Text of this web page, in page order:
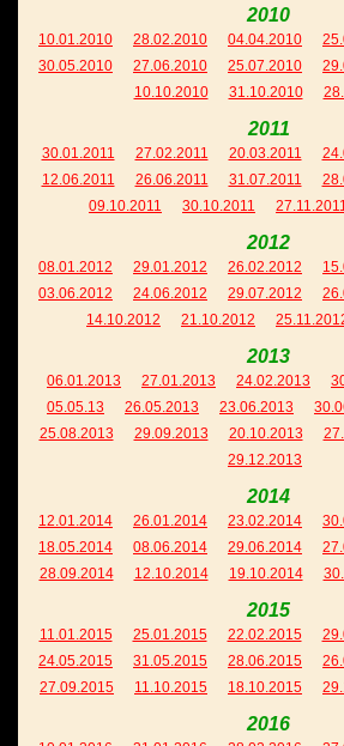
2010
10.01.2010 28.02.2010 04.04.2010
30.05.2010
27.06.2010 25.07.2010
10.10.2010
31.10.2010
2011
30.01.2011 27.02.2011 20.03.2011
12.06.2011
26.06.2011 31.07.2011
09.10.2011
30.10.2011
2012
08.01.2012 29.01.2012 26.02.2012
03.06.2012
24.06.2012 29.07.2012
14.10.2012
21.10.2012
2013
06.01.2013 27.01.2013 24.02.2013
05.05.13
26.05.2013 23.06.2013
25.08.2013
29.09.2013 20.10.2013
29.12.2013
2014
12.01.2014 26.01.2014 23.02.2014
18.05.2014
08.06.2014 29.06.2014
28.09.2014
12.10.2014 19.10.2014
2015
11.01.2015 25.01.2015 22.02.2015
24.05.2015
31.05.2015 28.06.2015
27.09.2015
11.10.2015 18.10.2015
2016